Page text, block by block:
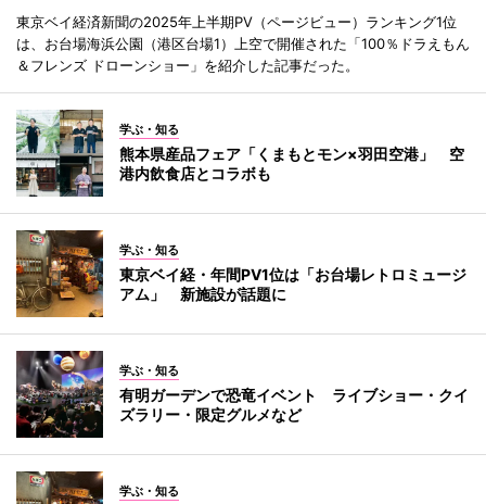
東京ベイ経済新聞の2025年上半期PV（ページビュー）ランキング1位
は、お台場海浜公園（港区台場1）上空で開催された「100％ドラえもん
＆フレンズ ドローンショー」を紹介した記事だった。
学ぶ・知る
熊本県産品フェア「くまもとモン×羽田空港」 空
港内飲食店とコラボも
学ぶ・知る
東京ベイ経・年間PV1位は「お台場レトロミュージ
アム」 新施設が話題に
学ぶ・知る
有明ガーデンで恐竜イベント ライブショー・クイ
ズラリー・限定グルメなど
学ぶ・知る